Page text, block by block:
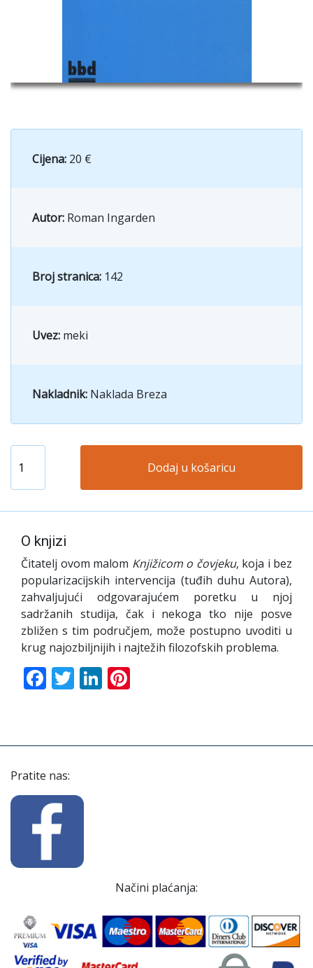
Cijena: 20 €
Autor: Roman Ingarden
Broj stranica: 142
Uvez: meki
Nakladnik: Naklada Breza
Dodaj u košaricu
O knjizi
Čitatelj ovom malom Knjižicom o čovjeku, koja i bez
popularizacijskih intervencija (tuđih duhu Autora),
zahvaljujući odgovarajućem poretku u njoj
sadržanih studija, čak i nekoga tko nije posve
zbližen s tim područjem, može postupno uvoditi u
krug najozbiljnijih i najtežih filozofskih problema.
Facebook
TwitterLinkedIn
Pratite nas:
Načini plaćanja: